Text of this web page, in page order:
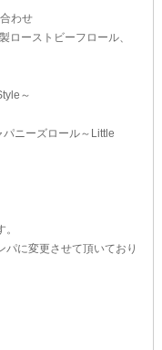
わせ
ローストビーフロール、
～
パニーズロール～Little
に変更させて頂いており